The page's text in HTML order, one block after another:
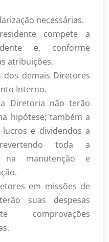
necessárias.
compete a
e, conforme
atribuições.
dos demais Diretores
Interno.
Diretoria não terão
hipótese; também a
e dividendos a
toda a
na manutenção e
em missões de
suas despesas
comprovações